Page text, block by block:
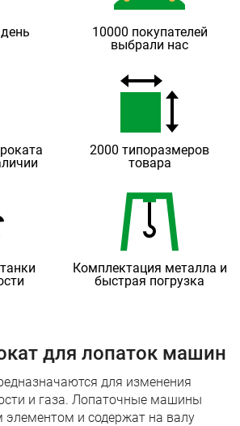
10000 покупателей
выбрали нас
2000 типоразмеров
товара
Комплектация металла и
быстрая погрузка
для лопаток машин
для изменения
и газа. Лопаточные машины
и содержат на валу